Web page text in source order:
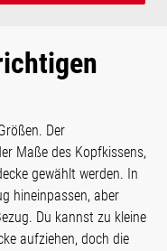
Der
Maße des Kopfkissens,
gewählt werden. In
hineinpassen, aber
Du kannst zu kleine
aufziehen, doch die